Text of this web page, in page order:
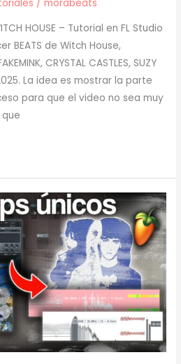
/morabeats
HOUSE – Tutorial en FL Studio
BEATS de Witch House,
CRYSTAL CASTLES, SUZY
La idea es mostrar la parte
para que el video no sea muy